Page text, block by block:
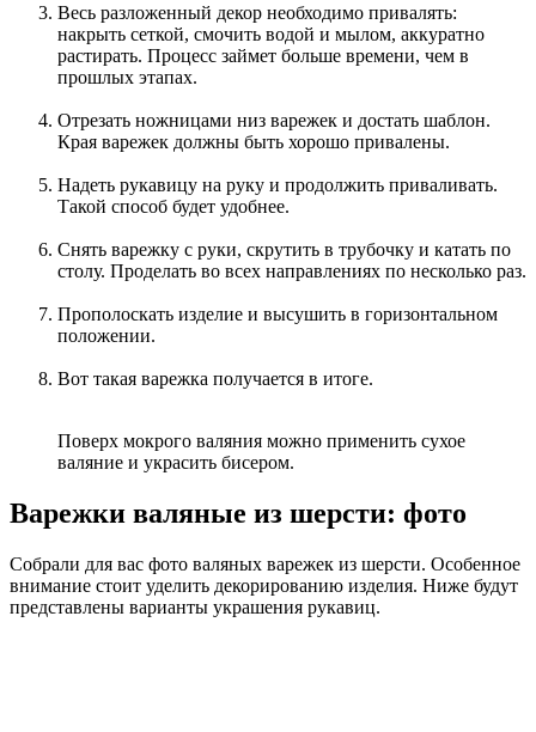
Весь разложенный декор необходимо привалять:
накрыть сеткой, смочить водой и мылом, аккуратно
растирать. Процесс займет больше времени, чем в
прошлых этапах.
Отрезать ножницами низ варежек и достать шаблон.
Края варежек должны быть хорошо привалены.
Надеть рукавицу на руку и продолжить приваливать.
Такой способ будет удобнее.
Снять варежку с руки, скрутить в трубочку и катать по
столу. Проделать во всех направлениях по несколько раз.
Прополоскать изделие и высушить в горизонтальном
положении.
Вот такая варежка получается в итоге.
Поверх мокрого валяния можно применить сухое
валяние и украсить бисером.
Варежки валяные из шерсти: фото
Собрали для вас фото валяных варежек из шерсти. Особенное
внимание стоит уделить декорированию изделия. Ниже будут
представлены варианты украшения рукавиц.